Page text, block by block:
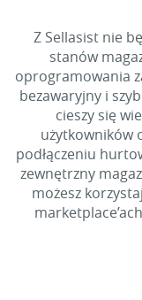
Z Sellasist nie
stanów
oprogramowania
bezawaryjny i
cieszy się
użytkowników
podłączeniu
zewnętrzny
możesz